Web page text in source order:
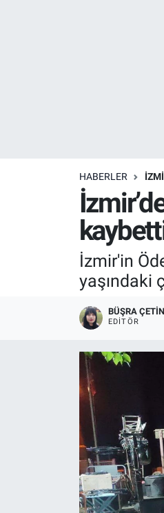
HABERLER
İzmir'in
yaşındaki
BÜŞRA
EDITÖR